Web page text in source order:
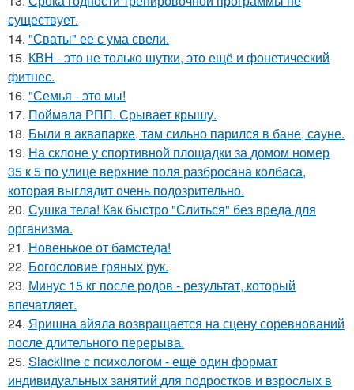
существует.
14. "Сваты" ее с ума свели.
15. КВН - это не только шутки, это ещё и фонетический
фитнес.
16. "Семья - это мы!
17. Поймала РПП. Срывает крышу.
18. Были в аквапарке, там сильно парился в бане, сауне.
19. На склоне у спортивной площадки за домом номер
35 к 5 по улице верхние поля разбросана колбаса,
которая выглядит очень подозрительно.
20. Сушка тела! Как быстро "Слиться" без вреда для
организма.
21. Новенькое от бамстеда!
22. Богословие гряных рук.
23. Минус 15 кг после родов - результат, который
впечатляет.
24. Яришна айяла возвращается на сцену соревнований
после длительного перерыва.
25. Slackline с психологом - ещё один формат
индивидуальных занятий для подростков и взрослых в